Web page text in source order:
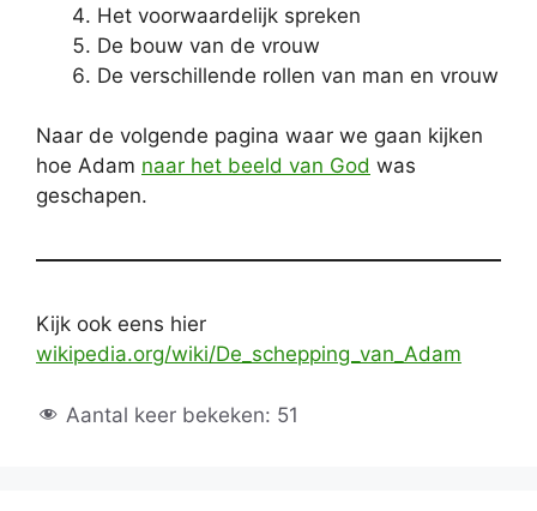
Het voorwaardelijk spreken
De bouw van de vrouw
De verschillende rollen van man en vrouw
Naar de volgende pagina waar we gaan kijken
hoe Adam naar het beeld van God was
geschapen.
Kijk ook eens hier
wikipedia.org/wiki/De_schepping_van_Adam
Aantal keer bekeken: 51